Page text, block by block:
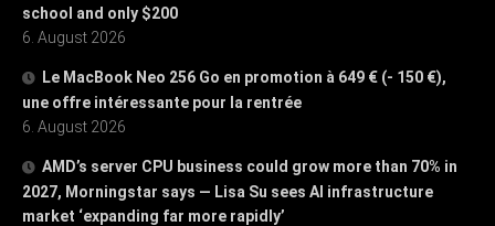
school and only $200
6. August 2026
Le MacBook Neo 256 Go en promotion à 649 € (- 150 €),
une offre intéressante pour la rentrée
6. August 2026
AMD’s server CPU business could grow more than 70% in
2027, Morningstar says — Lisa Su sees AI infrastructure
market ‘expanding far more rapidly’